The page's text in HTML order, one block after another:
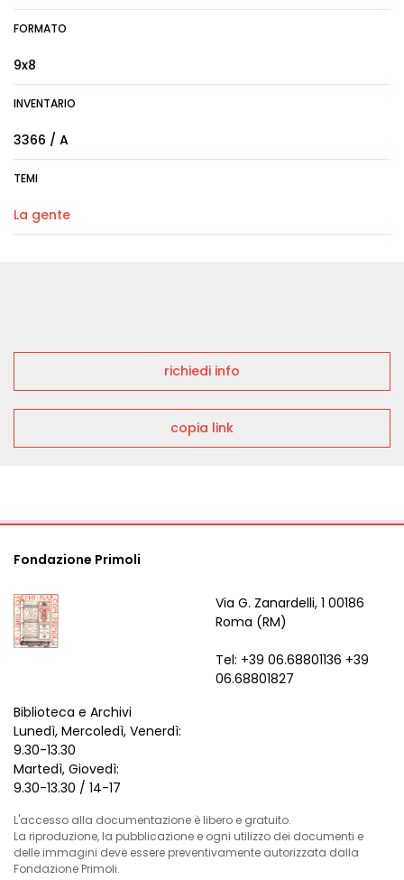
FORMATO
9x8
INVENTARIO
3366 / A
TEMI
La gente
richiedi info
copia link
Fondazione Primoli
Via G. Zanardelli, 1 00186
Roma (RM)
Tel: +39 06.68801136 +39
06.68801827
Biblioteca e Archivi
Lunedì, Mercoledì, Venerdì:
9.30-13.30
Martedì, Giovedì:
9.30-13.30 / 14-17
L'accesso alla documentazione è libero e gratuito.
La riproduzione, la pubblicazione e ogni utilizzo dei documenti e
delle immagini deve essere preventivamente autorizzata dalla
Fondazione Primoli.